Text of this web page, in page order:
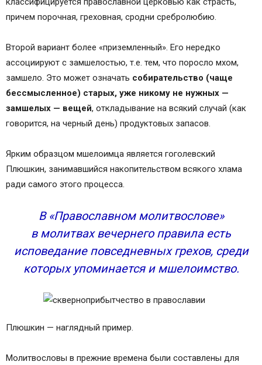
причем порочная, греховная, сродни сребролюбию.
Второй вариант более «приземленный». Его нередко
ассоциируют с замшелостью, т.е. тем, что поросло мхом,
замшело. Это может означать собирательство (чаще
бессмысленное) старых, уже никому не нужных —
замшелых — вещей, откладывание на всякий случай (как
говорится, на черный день) продуктовых запасов.
Ярким образцом мшелоимца является гоголевский
Плюшкин, занимавшийся накопительством всякого хлама
ради самого этого процесса.
В «Православном молитвослове»
в молитвах вечернего правила есть
исповедание повседневных грехов, среди
которых упоминается и мшелоимство.
Плюшкин — наглядный пример.
Молитвословы в прежние времена были составлены для